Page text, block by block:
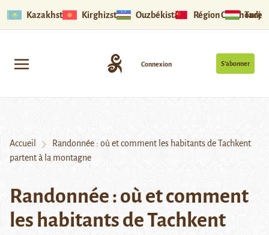
Kazakhstan Kirghizstan Ouzbékistan Région Ouïghoure
S’abonner
Connexion
Accueil
Randonnée : où et comment les habitants de Tachkent
partent à la montagne
Randonnée : où et comment
les habitants de Tachkent